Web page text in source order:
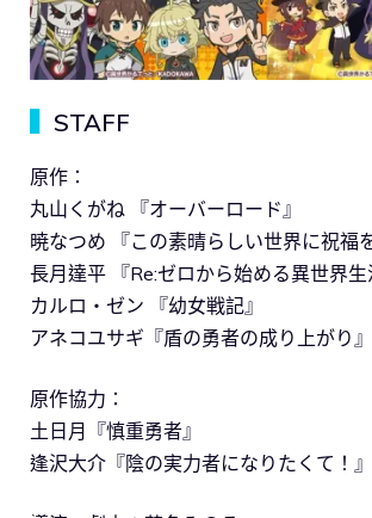
STAFF
原作：
丸山くがね 『オーバーロード』
暁なつめ 『この素晴らしい世界に祝福
長月達平 『Re:ゼロから始める異世界生
カルロ・ゼン 『幼女戦記』
アネコユサギ『盾の勇者の成り上がり』
原作協力：
土日月『慎重勇者』
逢沢大介『陰の実力者になりたくて！』